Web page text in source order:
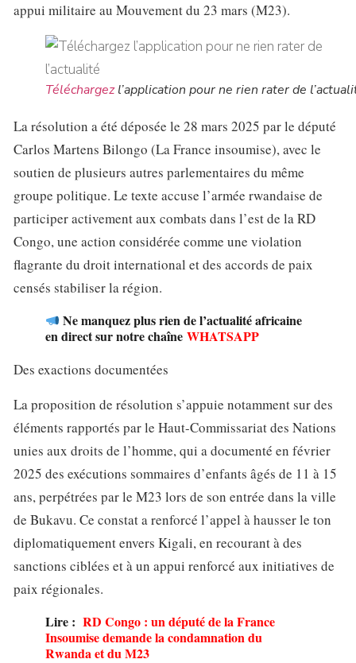
appui militaire au Mouvement du 23 mars (M23).
Téléchargezl’application pour ne rien rater de
La résolution a été déposée le 28 mars 2025 par le député
Carlos Martens Bilongo (La France insoumise), avec le
soutien de plusieurs autres parlementaires du même
groupe politique. Le texte accuse l’armée rwandaise de
participer activement aux combats dans l’est de la RD
Congo, une action considérée comme une violation
flagrante du droit international et des accords de paix
censés stabiliser la région.
Ne manquez plus rien de l’actualité africaine
en direct sur notre chaîne WHATSAPP
Des exactions documentées
La proposition de résolution s’appuie notamment sur des
éléments rapportés par le Haut-Commissariat des Nations
unies aux droits de l’homme, qui a documenté en février
2025 des exécutions sommaires d’enfants âgés de 11 à 15
ans, perpétrées par le M23 lors de son entrée dans la ville
de Bukavu. Ce constat a renforcé l’appel à hausser le ton
diplomatiquement envers Kigali, en recourant à des
sanctions ciblées et à un appui renforcé aux initiatives de
paix régionales.
Lire : RD Congo : un député de la France
Insoumise demande la condamnation du
Rwanda et du M23